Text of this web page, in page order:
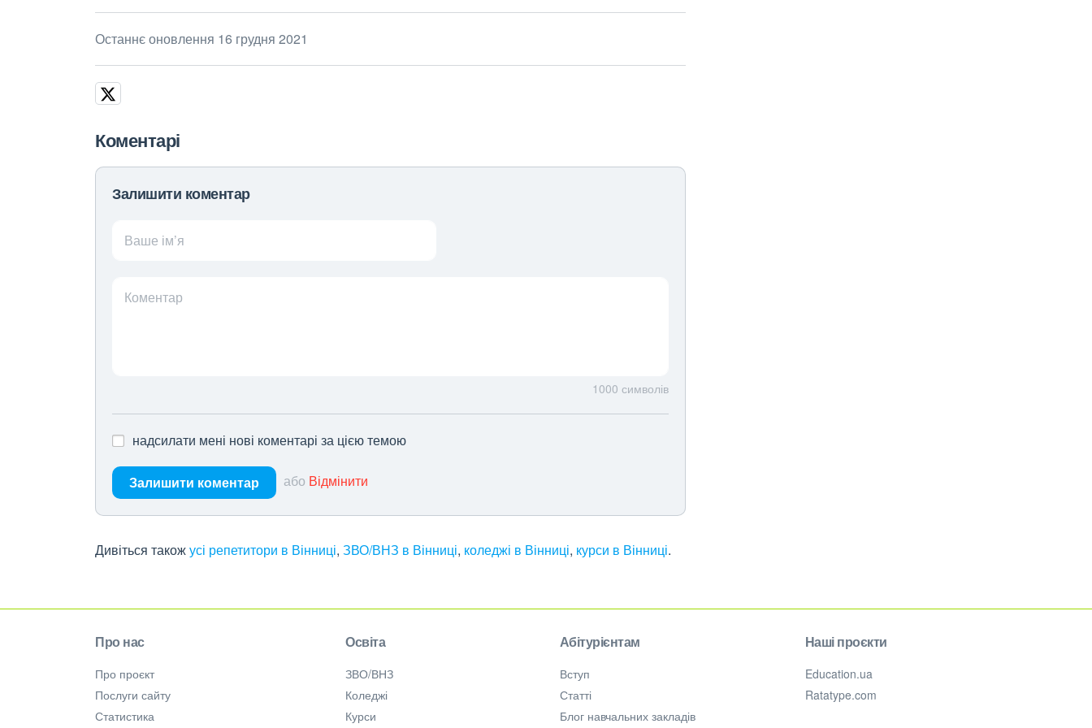
Останнє оновлення 16 грудня 2021
Коментарі
Залишити коментар
Ваше ім’я
Коментар
1000 символів
надсилати мені нові коментарі за цією темою
Залишити коментар або Відмінити
Дивіться такожусі репетитори в Вінниці, ЗВО/ВНЗ в Вінниці, коледжі в Вінниці, курси в Вінниці.
Про нас
Про проєкт
Послуги сайту
Статистика
Освіта
ЗВО/ВНЗ
Коледжі
Курси
Абітурієнтам
Вступ
Статті
Блог навчальних закладів
Наші проєкти
Education.ua
Ratatype.com